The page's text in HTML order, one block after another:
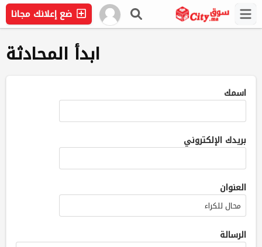
ضع إعلانك مجانا
ابدأ المحادثة
اسمك
بريدك الإلكتروني
العنوان
محال للكراء
الرسالة